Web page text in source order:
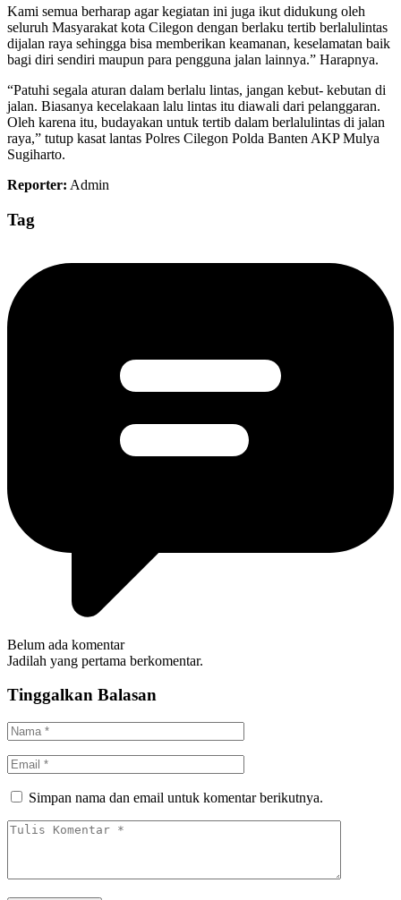
Kami semua berharap agar kegiatan ini juga ikut didukung oleh
seluruh Masyarakat kota Cilegon dengan berlaku tertib berlalulintas
dijalan raya sehingga bisa memberikan keamanan, keselamatan baik
bagi diri sendiri maupun para pengguna jalan lainnya.” Harapnya.
“Patuhi segala aturan dalam berlalu lintas, jangan kebut- kebutan di
jalan. Biasanya kecelakaan lalu lintas itu diawali dari pelanggaran.
Oleh karena itu, budayakan untuk tertib dalam berlalulintas di jalan
raya,” tutup kasat lantas Polres Cilegon Polda Banten AKP Mulya
Sugiharto.
Reporter: Admin
Tag
Belum ada komentar
Jadilah yang pertama berkomentar.
Tinggalkan Balasan
Simpan nama dan email untuk komentar berikutnya.